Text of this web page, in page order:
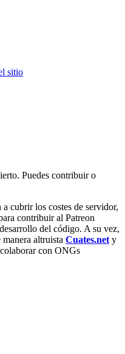
sitio
Puedes contribuir o
a cubrir los costes de servidor,
contribuir al Patreon
del código. A su vez,
altruista Cuates.net y
con ONGs